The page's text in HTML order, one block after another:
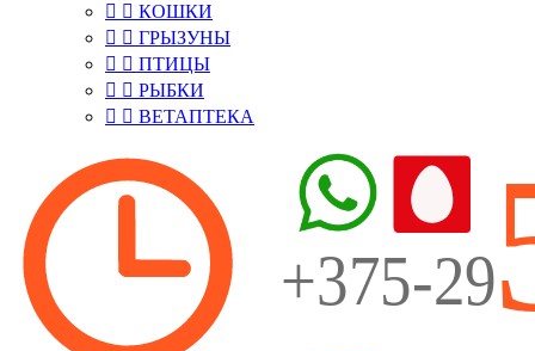
  КОШКИ
  ГРЫЗУНЫ
  ПТИЦЫ
  РЫБКИ
  ВЕТАПТЕКА